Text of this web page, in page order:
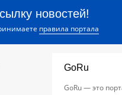
новостей!
правила портала
GoRu
GoRu — это